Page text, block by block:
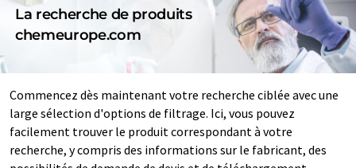
La recherche de produits
chemeurope.com
Commencez dès maintenant votre recherche ciblée avec une
large sélection d'options de filtrage. Ici, vous pouvez
facilement trouver le produit correspondant à votre
recherche, y compris des informations sur le fabricant, des